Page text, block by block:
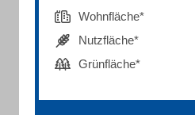
Wohnfläche*
Nutzfläche*
Grünfläche*